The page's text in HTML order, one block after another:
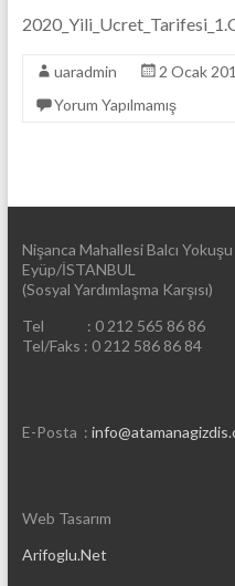
Diş
uaradmin 2 Ocak
Yorum Yapılmamış
Nişanca Mahallesi Balcı
Eyüp/İSTANBUL
(Sosyal Yardımlaşma Karşısı)
Tel : 0 212 565 86 86
Tel/Faks : 0 212 586 86 84
E-Posta :
Web Tasarım
Arifoglu.Net